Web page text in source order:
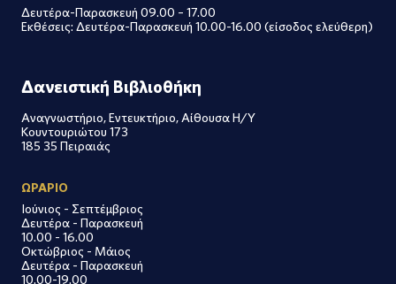
Δευτέρα-Παρασκευή 09.00 – 17.00
Εκθέσεις: Δευτέρα-Παρασκευή 10.00-16.00 (είσοδος ελεύθερη)
Δανειστική Βιβλιοθήκη
Αναγνωστήριο, Εντευκτήριο, Αίθουσα Η/Υ
Κουντουριώτου 173
185 35 Πειραιάς
ΩΡΑΡΙΟ
Ιούνιος - Σεπτέμβριος
Δευτέρα - Παρασκευή
10.00 - 16.00
Οκτώβριος - Μάιος
Δευτέρα - Παρασκευή
10.00-19.00